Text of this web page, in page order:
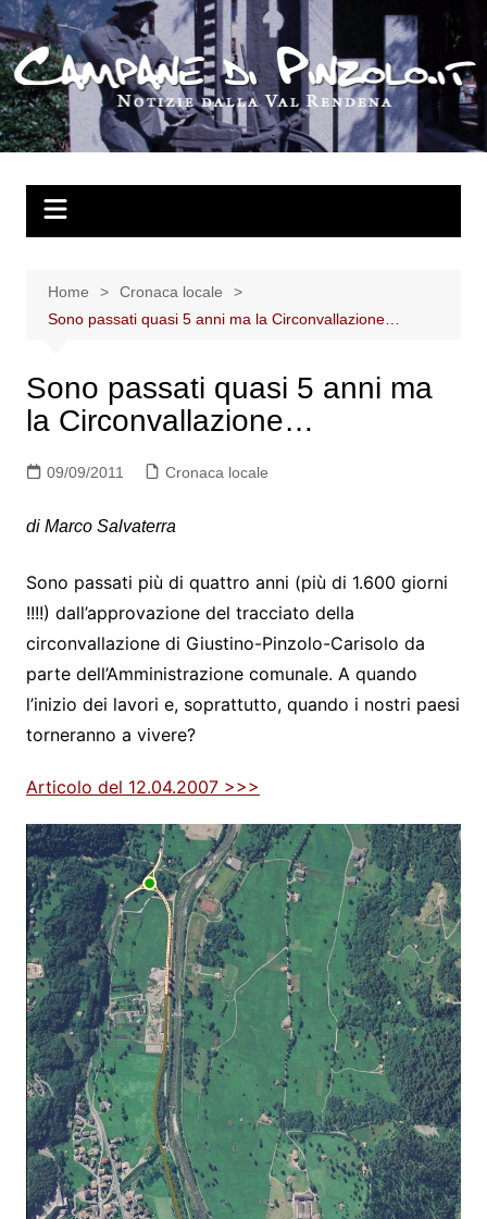
Salta
al
contenuto
Home
Cronaca locale
Sono passati quasi 5 anni ma la Circonvallazione…
Sono passati quasi 5 anni ma
la Circonvallazione…
09/09/2011 Cronaca locale
di Marco Salvaterra
Sono passati più di quattro anni (più di 1.600 giorni
!!!!) dall’approvazione del tracciato della
circonvallazione di Giustino-Pinzolo-Carisolo da
parte dell’Amministrazione comunale. A quando
l’inizio dei lavori e, soprattutto, quando i nostri paesi
torneranno a vivere?
Articolo del 12.04.2007 >>>